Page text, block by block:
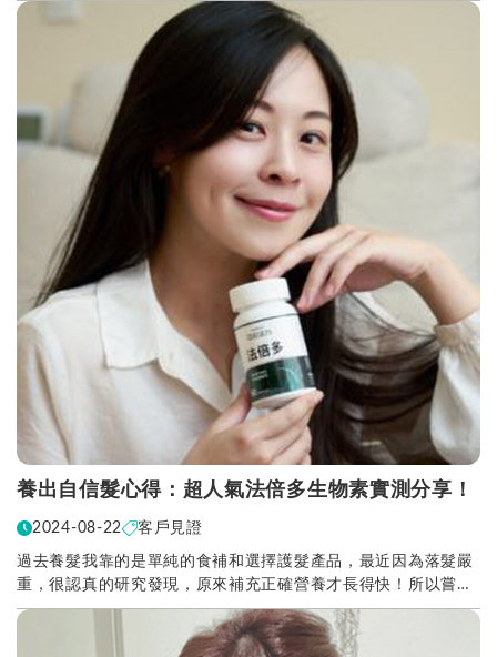
養出自信髮心得：超人氣法倍多生物素實測分享！
2024-08-22 客戶見證
過去養髮我靠的是單純的食補和選擇護髮產品，最近因為落髮嚴
重，很認真的研究發現，原來補充正確營養才長得快！所以嘗試
了最近很夯的生物素！使用生物素養髮快要進入三個月...